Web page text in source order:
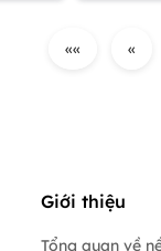
«« «
Giới thiệu
Tổng quan về